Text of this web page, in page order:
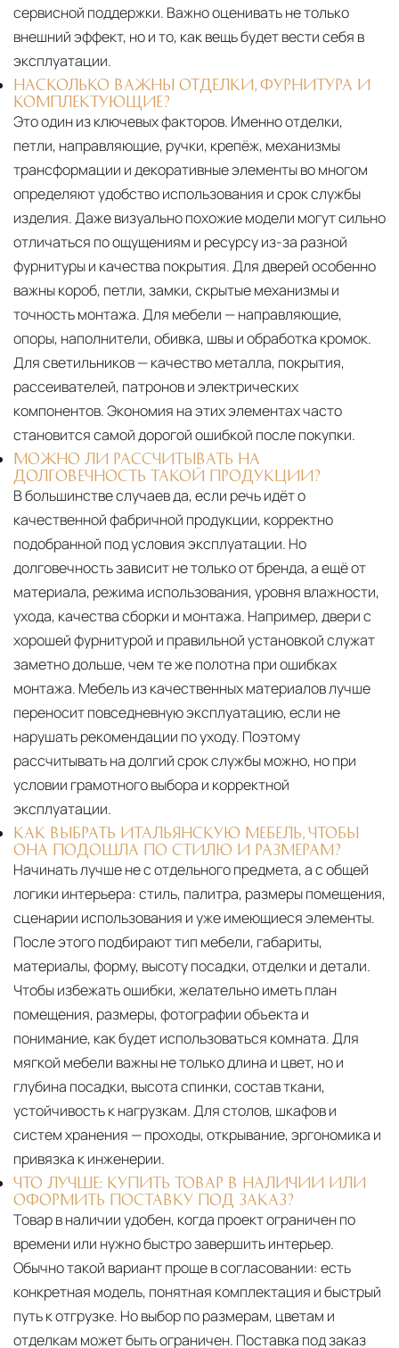
сервисной поддержки. Важно оценивать не только
внешний эффект, но и то, как вещь будет вести себя в
эксплуатации.
НАСКОЛЬКО ВАЖНЫ ОТДЕЛКИ, ФУРНИТУРА И
КОМПЛЕКТУЮЩИЕ?
Это один из ключевых факторов. Именно отделки,
петли, направляющие, ручки, крепёж, механизмы
трансформации и декоративные элементы во многом
определяют удобство использования и срок службы
изделия. Даже визуально похожие модели могут сильно
отличаться по ощущениям и ресурсу из-за разной
фурнитуры и качества покрытия. Для дверей особенно
важны короб, петли, замки, скрытые механизмы и
точность монтажа. Для мебели — направляющие,
опоры, наполнители, обивка, швы и обработка кромок.
Для светильников — качество металла, покрытия,
рассеивателей, патронов и электрических
компонентов. Экономия на этих элементах часто
становится самой дорогой ошибкой после покупки.
МОЖНО ЛИ РАССЧИТЫВАТЬ НА
ДОЛГОВЕЧНОСТЬ ТАКОЙ ПРОДУКЦИИ?
В большинстве случаев да, если речь идёт о
качественной фабричной продукции, корректно
подобранной под условия эксплуатации. Но
долговечность зависит не только от бренда, а ещё от
материала, режима использования, уровня влажности,
ухода, качества сборки и монтажа. Например, двери с
хорошей фурнитурой и правильной установкой служат
заметно дольше, чем те же полотна при ошибках
монтажа. Мебель из качественных материалов лучше
переносит повседневную эксплуатацию, если не
нарушать рекомендации по уходу. Поэтому
рассчитывать на долгий срок службы можно, но при
условии грамотного выбора и корректной
эксплуатации.
КАК ВЫБРАТЬ ИТАЛЬЯНСКУЮ МЕБЕЛЬ, ЧТОБЫ
ОНА ПОДОШЛА ПО СТИЛЮ И РАЗМЕРАМ?
Начинать лучше не с отдельного предмета, а с общей
логики интерьера: стиль, палитра, размеры помещения,
сценарии использования и уже имеющиеся элементы.
После этого подбирают тип мебели, габариты,
материалы, форму, высоту посадки, отделки и детали.
Чтобы избежать ошибки, желательно иметь план
помещения, размеры, фотографии объекта и
понимание, как будет использоваться комната. Для
мягкой мебели важны не только длина и цвет, но и
глубина посадки, высота спинки, состав ткани,
устойчивость к нагрузкам. Для столов, шкафов и
систем хранения — проходы, открывание, эргономика и
привязка к инженерии.
ЧТО ЛУЧШЕ: КУПИТЬ ТОВАР В НАЛИЧИИ ИЛИ
ОФОРМИТЬ ПОСТАВКУ ПОД ЗАКАЗ?
Товар в наличии удобен, когда проект ограничен по
времени или нужно быстро завершить интерьер.
Обычно такой вариант проще в согласовании: есть
конкретная модель, понятная комплектация и быстрый
путь к отгрузке. Но выбор по размерам, цветам и
отделкам может быть ограничен. Поставка под заказ